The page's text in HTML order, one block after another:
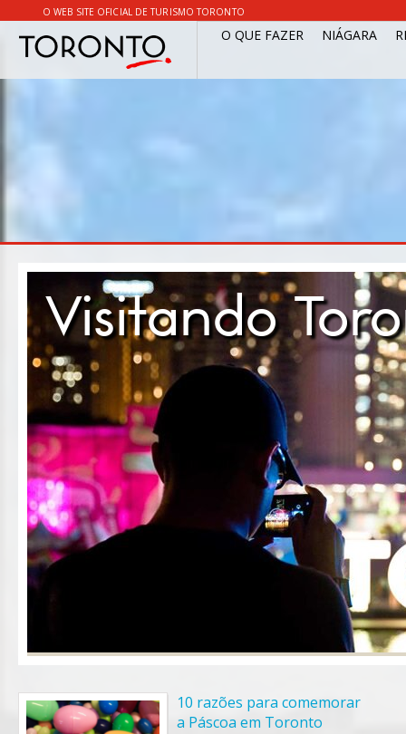
O WEB SITE OFICIAL DE TURISMO TORONTO
O QUE FAZER NIÁGARA
Visitando
10 razões para comemorar
a Páscoa em Toronto